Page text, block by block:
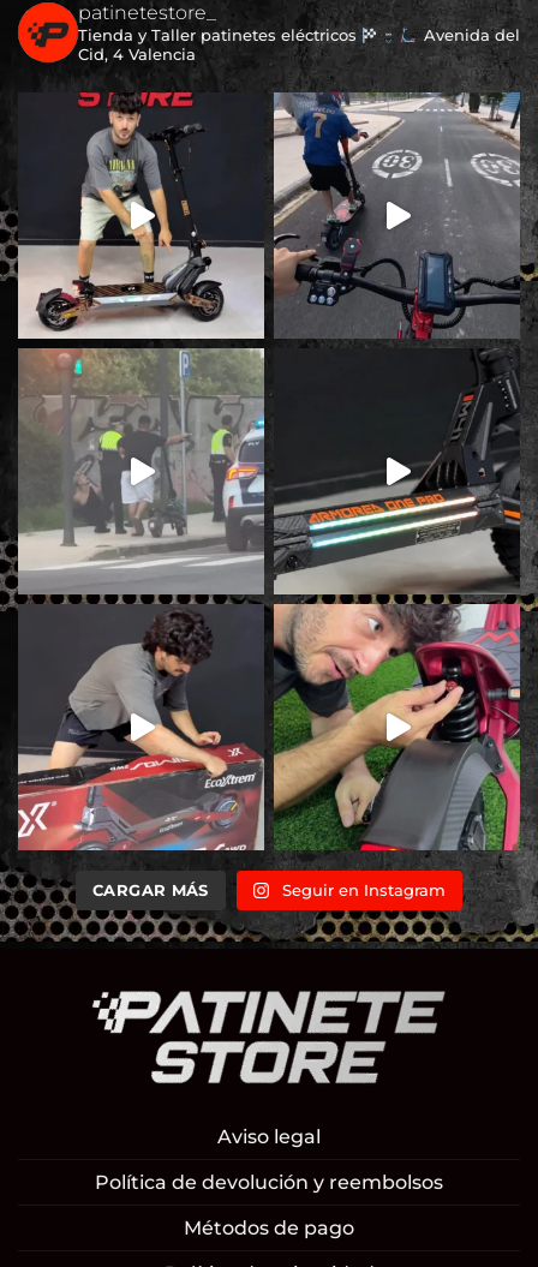
patinetestore_
Tienda y Taller patinetes eléctricos
Avenida del
Cid, 4 Valencia
CARGAR MÁS Seguir en Instagram
Aviso legal
Política de devolución y reembolsos
Métodos de pago